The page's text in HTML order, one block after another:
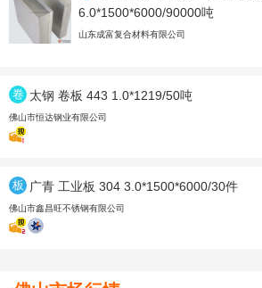
材
6.0*1500*6000/90000吨
山东成富复合材料有限公司
卷
带
太钢 卷板 443 1.0*1219/50吨
佛山市恒达钢业有限公司
板
材
广青 工业板 304 3.0*1500*6000/30件
佛山市鑫昌旺不锈钢有限公司